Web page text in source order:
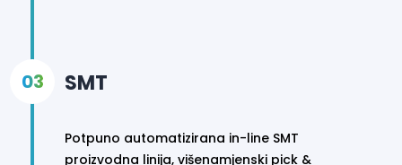
SMT
Potpuno automatizirana in-line SMT
proizvodna linija, višenamjenski pick &